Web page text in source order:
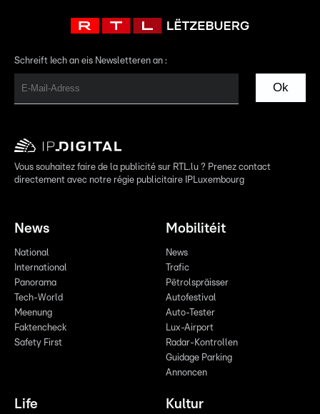
Schreift Iech an eis Newsletteren an :
Ok
Vous souhaitez faire de la publicité sur RTL.lu ? Prenez contact
directement avec notre régie publicitaire IPLuxembourg
News
National
International
Panorama
Tech-World
Meenung
Faktencheck
Safety First
Mobilitéit
News
Trafic
Pëtrolspräisser
Autofestival
Auto-Tester
Lux-Airport
Radar-Kontrollen
Guidage Parking
Annoncen
Life Kultur